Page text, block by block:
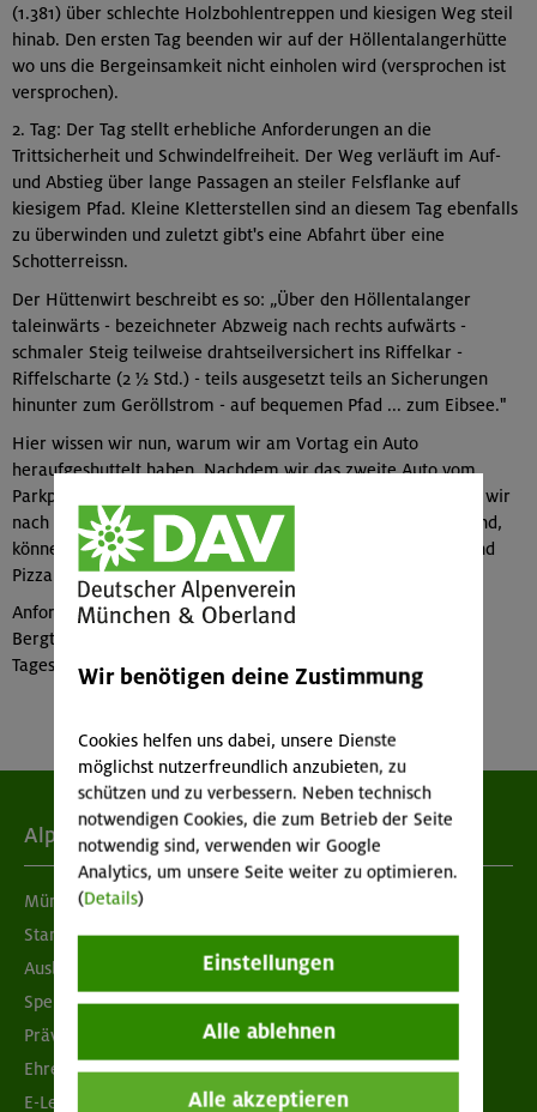
(1.381) über schlechte Holzbohlentreppen und kiesigen Weg steil
hinab. Den ersten Tag beenden wir auf der Höllentalangerhütte
wo uns die Bergeinsamkeit nicht einholen wird (versprochen ist
versprochen).
2. Tag: Der Tag stellt erhebliche Anforderungen an die
Trittsicherheit und Schwindelfreiheit. Der Weg verläuft im Auf-
und Abstieg über lange Passagen an steiler Felsflanke auf
kiesigem Pfad. Kleine Kletterstellen sind an diesem Tag ebenfalls
zu überwinden und zuletzt gibt's eine Abfahrt über eine
Schotterreissn.
Der Hüttenwirt beschreibt es so: „Über den Höllentalanger
taleinwärts - bezeichneter Abzweig nach rechts aufwärts -
schmaler Steig teilweise drahtseilversichert ins Riffelkar -
Riffelscharte (2 ½ Std.) - teils ausgesetzt teils an Sicherungen
hinunter zum Geröllstrom - auf bequemen Pfad ... zum Eibsee."
Hier wissen wir nun, warum wir am Vortag ein Auto
heraufgeshuttelt haben. Nachdem wir das zweite Auto vom
Parkplatz an der Talstation zum Eibsee geholt haben, fahren wir
nach Grainau auf ein Eis und wenn wir reichlich spät dran sind,
können wir den Tag bei RENZO in Partenkirchen bei Pasta und
Pizza beenden.
Anforderung: W3 seilversichert (technisch mittelschwere
Bergtour), Kondition / Ausdauer: 8 - 9 stündige
Tageswanderungen, bis 1.200 Hm pro Tag
Alpenverein
München & Oberland
Standorte
Ausbildung & Jobs
Spenden
Prävention sexualisierter Gewalt
Ehrenamtsbörse
E-Learning
Wir benötigen deine Zustimmung
Cookies helfen uns dabei, unsere Dienste
möglichst nutzerfreundlich anzubieten, zu
schützen und zu verbessern. Neben technisch
notwendigen Cookies, die zum Betrieb der Seite
notwendig sind, verwenden wir Google
Analytics, um unsere Seite weiter zu optimieren.
(Details)
Einstellungen
Alle ablehnen
Alle akzeptieren